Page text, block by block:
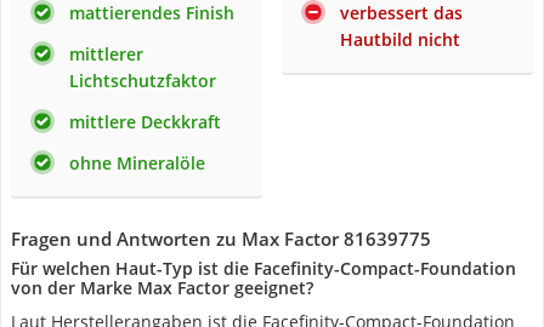
mattierendes Finish
mittlerer
Lichtschutzfaktor
mittlere Deckkraft
ohne Mineralöle
verbessert das
Hautbild nicht
Fragen und Antworten zu Max Factor 81639775
Für welchen Haut-Typ ist die Facefinity-Compact-Foundation
von der Marke Max Factor geeignet?
Laut Herstellerangaben ist die Facefinity-Compact-Foundation